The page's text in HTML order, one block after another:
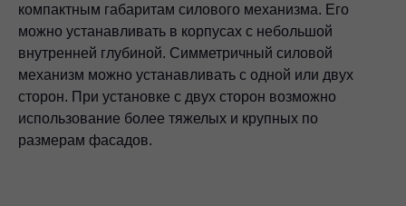
компактным габаритам силового механизма. Его
можно устанавливать в корпусах с небольшой
внутренней глубиной. Симметричный силовой
механизм можно устанавливать с одной или двух
сторон. При установке с двух сторон возможно
использование более тяжелых и крупных по
размерам фасадов.